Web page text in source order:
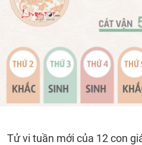
Tử vi tuần mới của 12 con